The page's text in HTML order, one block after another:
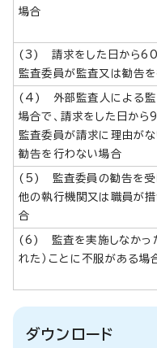
場合
(3) 請求をした日から60
監査委員が監査又は勧告
(4) 外部監査人による監
場合で、請求をした日から
監査委員が請求に理由が
勧告を行わない場合
(5) 監査委員の勧告を受
他の執行機関又は職員が
合
(6) 監査を実施しなかっ
れた）ことに不服がある場
ダウンロード